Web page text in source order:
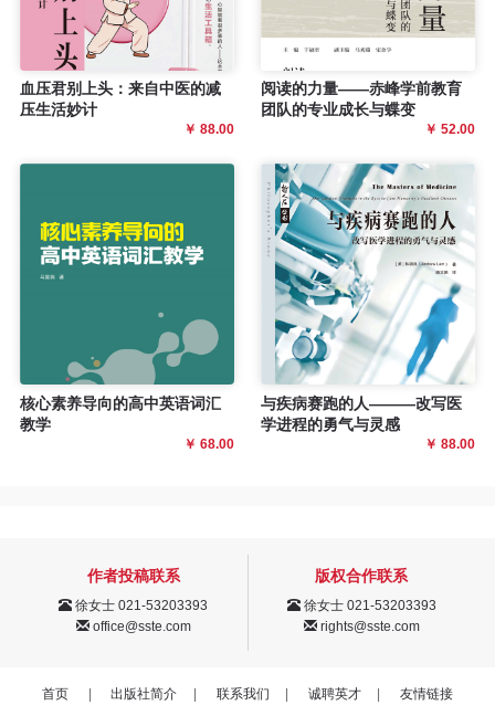
血压君别上头：来自中医的减
压生活妙计
￥ 88.00
阅读的力量——赤峰学前教育
团队的专业成长与蝶变
￥ 52.00
核心素养导向的高中英语词汇
教学
￥ 68.00
与疾病赛跑的人———改写医
学进程的勇气与灵感
￥ 88.00
作者投稿联系
徐女士 021-53203393
office@sste.com
版权合作联系
徐女士 021-53203393
rights@sste.com
首页 出版社简介 联系我们 诚聘英才 友情链接